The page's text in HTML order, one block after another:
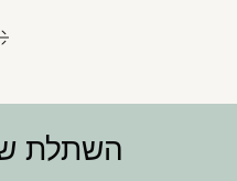
השתלת